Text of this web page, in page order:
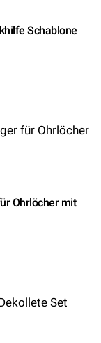
Schablone
Ohrlöcher mit